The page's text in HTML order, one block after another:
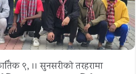
९, ।। सुनसरीको तरहरामा